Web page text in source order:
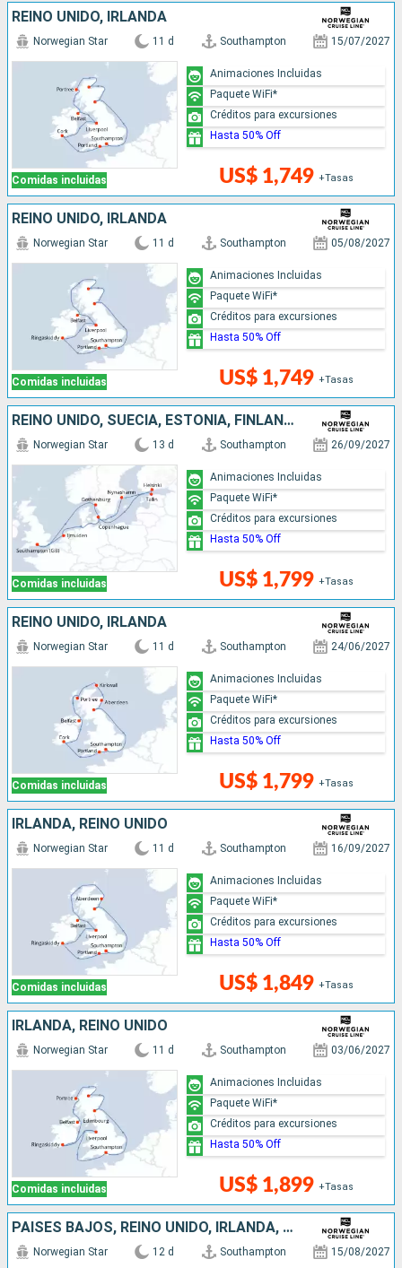
REINO UNIDO, IRLANDA
Comidas incluidas
Norwegian Star 11 d Southampton 15/07/2027
US$ 1,749 +Tasas
Animaciones Incluidas
Paquete WiFi*
Créditos para excursiones
Hasta 50% Off
REINO UNIDO, IRLANDA
Comidas incluidas
Norwegian Star 11 d Southampton 05/08/2027
US$ 1,749 +Tasas
Animaciones Incluidas
Paquete WiFi*
Créditos para excursiones
Hasta 50% Off
REINO UNIDO, SUECIA, ESTONIA, FINLANDIA, DINAMARCA, PAISES BAJOS
Comidas incluidas
Norwegian Star 13 d Southampton 26/09/2027
US$ 1,799 +Tasas
Animaciones Incluidas
Paquete WiFi*
Créditos para excursiones
Hasta 50% Off
REINO UNIDO, IRLANDA
Comidas incluidas
Norwegian Star 11 d Southampton 24/06/2027
US$ 1,799 +Tasas
Animaciones Incluidas
Paquete WiFi*
Créditos para excursiones
Hasta 50% Off
IRLANDA, REINO UNIDO
Comidas incluidas
Norwegian Star 11 d Southampton 16/09/2027
US$ 1,849 +Tasas
Animaciones Incluidas
Paquete WiFi*
Créditos para excursiones
Hasta 50% Off
IRLANDA, REINO UNIDO
Comidas incluidas
Norwegian Star 11 d Southampton 03/06/2027
US$ 1,899 +Tasas
Animaciones Incluidas
Paquete WiFi*
Créditos para excursiones
Hasta 50% Off
PAISES BAJOS, REINO UNIDO, IRLANDA, BÉLGICA, FRANCIA
Norwegian Star 12 d Southampton 15/08/2027